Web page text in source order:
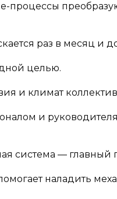
процессы
раз в месяц и
целью.
и климат
и
система — главный
наладить